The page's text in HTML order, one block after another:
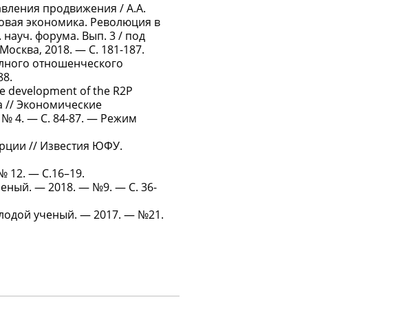
продвижения / А.А.
экономика. Революция в
форума. Вып. 3 / под
2018. — C. 181-187.
отношенческого
development of the R2P
// Экономические
№ 4. — C. 84-87. — Режим
// Известия ЮФУ.
12. — С.16–19.
— 2018. — №9. — С. 36-
ученый. — 2017. — №21.